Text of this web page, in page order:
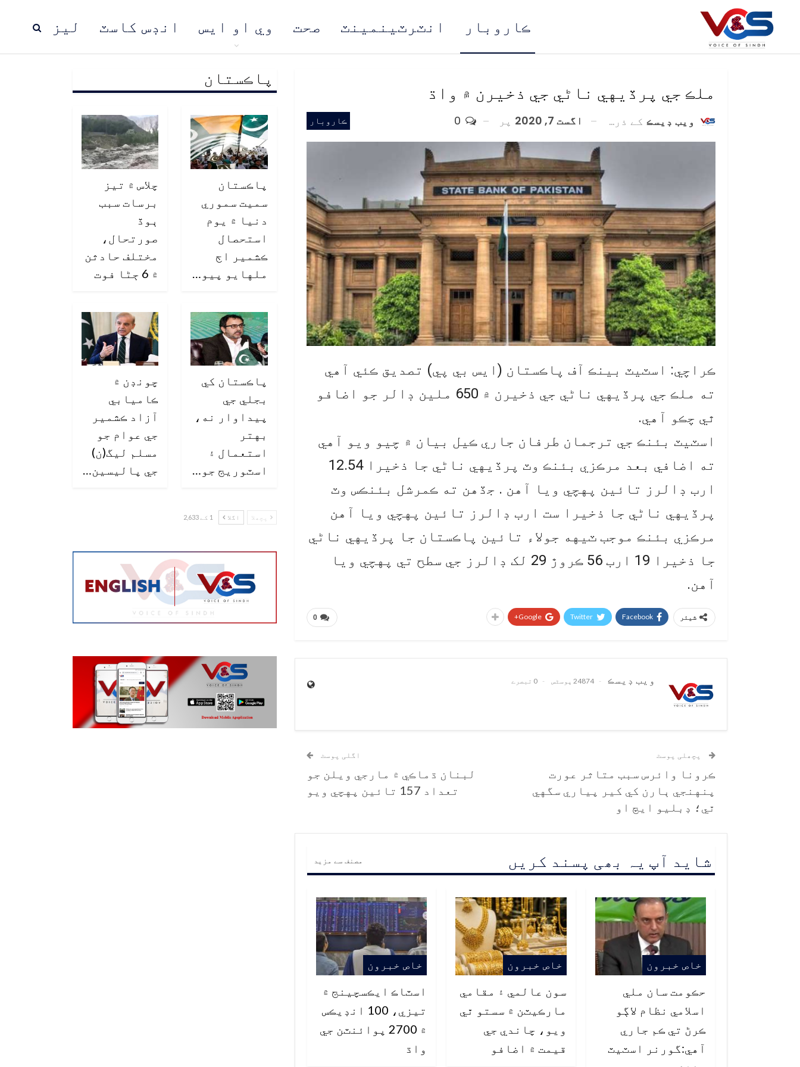
ليز انڊس کاسٽ وي او ايس صحت انٽرٽينمينٽ ڪاروبار
پاڪستان مُنڍ
ملڪ جي پرڏيهي ناڻي جي ذخيرن ۾ واڌ
ڪاروبار ويب ڊيسڪ کے ذریعہ اگست 7, 2020 پر
ڪراچي: اسٽيٽ بينڪ آف پاڪستان (ايس بي پي) تصديق ڪئي آهي
ته ملڪ جي پرڏيهي ناڻي جي ذخيرن ۾ 650 ملين ڊالر جو اضافو
ٿي چڪو آهي.
اسٽيٽ بئنڪ جي ترجمان طرفان جاري ڪيل بيان ۾ چيو ويو آهي
ته اضافي بعد مرڪزي بئنڪ وٽ پرڏيهي ناڻي جا ذخيرا 12.54
ارب ڊالرز تائين پهچي ويا آهن . جڏهن ته ڪمرشل بئنڪس وٽ
پرڏيهي ناڻي جا ذخيرا ست ارب ڊالرز تائين پهچي ويا آهن
مرڪزي بئنڪ موجب ٽيهه جولاء تائين پاڪستان جا پرڏيهي ناڻي
جا ذخيرا 19 ارب 56 ڪروڙ 29 لک ڊالرز جي سطح تي پهچي ويا
آهن.
0 شیئر Facebook
Twitter
Google+
ويب ڊيسڪ 24874 پوسٹس 0 تبصرے
پچھلی پوسٹ
ڪرونا وائرس سبب متاثر عورت
پنهنجي ٻارن کي کير پياري سگهي
ٿي؛ ڊبليو ايڇ او
اگلی پوسٹ
لبنان ڌماڪي ۾ مارجي ويلن جو
تعداد 157 تائين پهچي ويو
شاید آپ یہ بھی پسند کریں مصنف سے مزید
خاص خبرون
حڪومت سان ملي
اسلامي نظام لاڳو
ڪرڻ تي ڪم جاري
آهي:گورنر اسٽيٽ
خاص خبرون
سون عالمي ۽ مقامي
مارڪيٽن ۾ سستو ٿي
ويو، چاندي جي
قيمت ۾ اضافو
خاص خبرون
اسٽاڪ ايڪسچينج ۾
تيزي، 100 انڊيڪس
۾ 2700 پوائنٽن جي
واڌ
پاڪستان
پاڪستان
سميت سموري
دنيا ۾ يوم
استحصال
ڪشمير اڄ
ملهايو پيو…
چلاس ۾ تيز
برسات سبب
ٻوڏ
صورتحال،
مختلف حادثن
۾ 6 ڄڻا فوت
پاڪستان کي
بجلي جي
پيداوار نه،
بهتر
استعمال ۽
اسٽوريج جو…
چونڊن ۾
ڪاميابي
آزاد ڪشمير
جي عوام جو
مسلم ليگ(ن)
جي پاليسين…
پچھلا اگلا 1 کے 2,633